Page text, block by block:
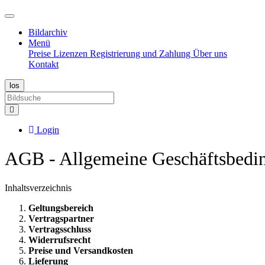
Bildarchiv
Menü
Preise Lizenzen Registrierung und Zahlung Über uns
Kontakt
Login
AGB - Allgemeine
Inhaltsverzeichnis
Geltungsbereich
Vertragspartner
Vertragsschluss
Widerrufsrecht
Preise und Versandkosten
Lieferung